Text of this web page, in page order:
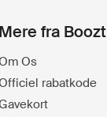
Mere fra Boozt
Os
rabatkode